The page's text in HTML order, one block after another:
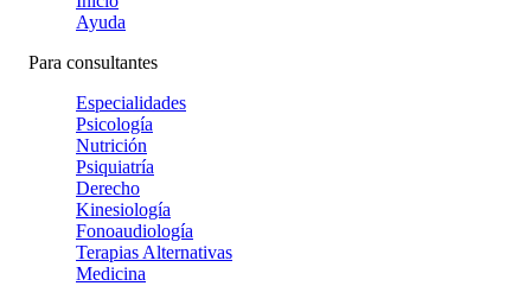
Ayuda
Para consultantes
Especialidades
Psicología
Nutrición
Psiquiatría
Derecho
Kinesiología
Fonoaudiología
Terapias Alternativas
Medicina